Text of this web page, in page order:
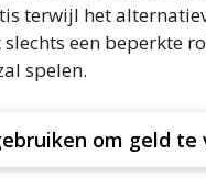
terwijl het
een beperkte
spelen.
om geld te